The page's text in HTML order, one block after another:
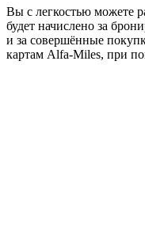
Вы с легкостью можете
будет начислено за
и за совершённые
картам Alfa-Miles, при